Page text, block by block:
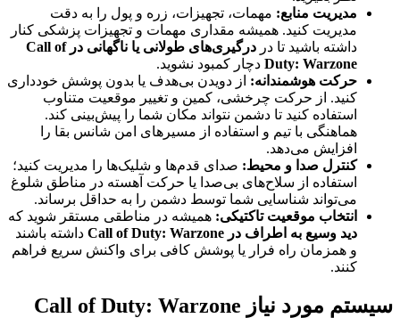
مدیریت منابع: مهمات، تجهیزات، زره و پول را به دقت
مدیریت کنید. همیشه مقداری مهمات و تجهیزات پزشکی کنار
داشته باشید تا در
درگیری‌های طولانی یا ناگهانی در Call of
Duty: Warzone دچار کمبود نشوید.
حرکت هوشمندانه: از دویدن بی‌هدف یا بدون پوشش خودداری
کنید. از حرکت چرخشی، کمین و تغییر موقعیت متناوب
استفاده کنید تا دشمن نتواند مکان شما را پیش‌بینی کند.
هماهنگی با تیم و استفاده از مسیرهای امن شانس بقا را
افزایش می‌دهد.
کنترل صدا و محیط: صدای قدم‌ها و شلیک‌ها را مدیریت کنید؛
استفاده از سلاح‌های بی‌صدا یا حرکت آهسته در مناطق شلوغ
می‌تواند شناسایی شما توسط دشمن را به حداقل برساند.
انتخاب موقعیت تاکتیکی: همیشه در مناطقی مستقر شوید که
دید وسیع به اطراف در Call of Duty: Warzone
داشته باشند
و همزمان راه فرار یا پوشش کافی برای واکنش سریع فراهم
کنند.
سیستم مورد نیاز Call of Duty: Warzone